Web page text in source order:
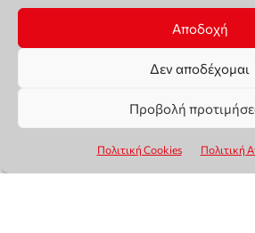
Αποδοχή
Δεν αποδέχομαι
Προβολή
Πολιτική Cookies Πολιτική